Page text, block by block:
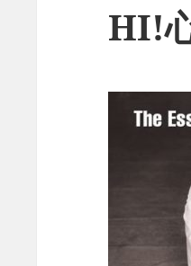
HI!